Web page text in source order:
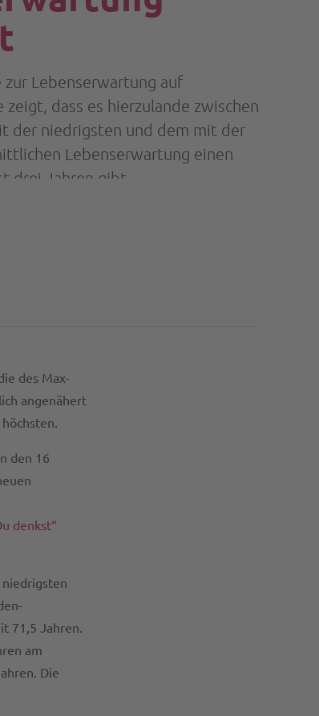
zur Lebenserwartung auf
zeigt, dass es hierzulande zwischen
der niedrigsten und dem mit der
Lebenserwartung einen
drei Jahren gibt.
des Max-
angenähert
den 16
denkst“
71,5 Jahren.
am
Die